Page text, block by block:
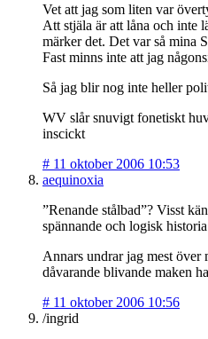
Vet att jag som liten var
Att stjäla är att låna och inte
märker det. Det var så mina
Fast minns inte att jag
Så jag blir nog inte heller
WV slår snuvigt fonetiskt
inscickt
# 11 oktober 2006 10:53
aequinoxia
”Renande stålbad”? Visst
spännande och logisk
Annars undrar jag mest
dåvarande blivande maken
# 11 oktober 2006 10:56
/ingrid